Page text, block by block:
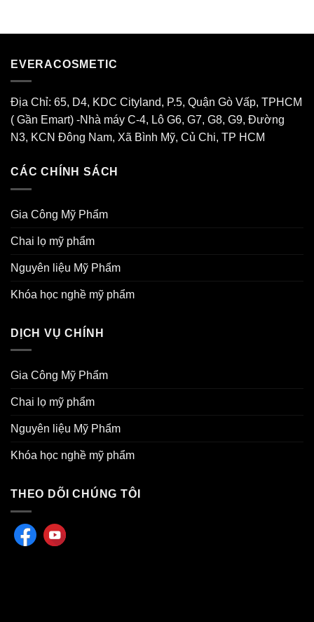
Tại
Phẩm
EVERACOSMETIC
Địa Chỉ: 65, D4, KDC Cityland, P.5, Quận Gò Vấp, TPHCM
( Gần Emart) -Nhà máy C-4, Lô G6, G7, G8, G9, Đường
N3, KCN Đông Nam, Xã Bình Mỹ, Củ Chi, TP HCM
CÁC CHÍNH SÁCH
Gia Công Mỹ Phẩm
Chai lọ mỹ phẩm
Nguyên liệu Mỹ Phẩm
Khóa học nghề mỹ phẩm
DỊCH VỤ CHÍNH
Gia Công Mỹ Phẩm
Chai lọ mỹ phẩm
Nguyên liệu Mỹ Phẩm
Khóa học nghề mỹ phẩm
THEO DÕI CHÚNG TÔI